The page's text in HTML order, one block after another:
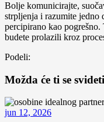
Bolje komunicirajte,
strpljenja i razumite jedno
percipirano kao
budete prolazili kroz
Podeli:
Možda će ti se
jun 12, 2026